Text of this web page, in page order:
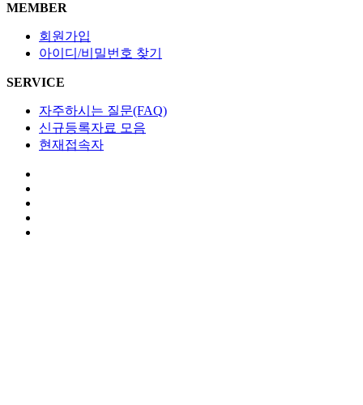
MEMBER
회원가입
아이디/비밀번호 찾기
SERVICE
자주하시는 질문(FAQ)
신규등록자료 모음
현재접속자